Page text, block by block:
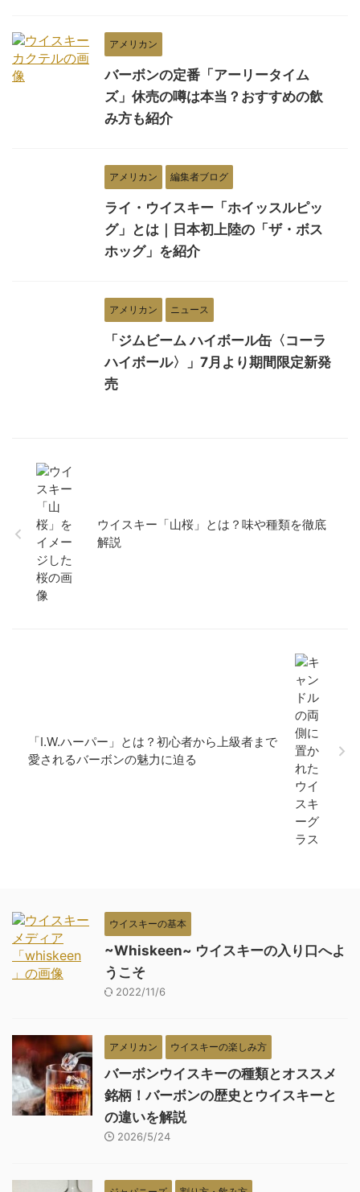
アメリカン
バーボンの定番「アーリータイム
ズ」休売の噂は本当？おすすめの飲
み方も紹介
アメリカン 編集者ブログ
ライ・ウイスキー「ホイッスルピッ
グ」とは｜日本初上陸の「ザ・ボス
ホッグ」を紹介
アメリカン ニュース
「ジムビーム ハイボール缶〈コーラ
ハイボール〉」7月より期間限定新発
売
ウイスキー「山桜」とは？味や種類を徹底
解説
「I.W.ハーパー」とは？初心者から上級者まで
愛されるバーボンの魅力に迫る
ウイスキーの基本
~Whiskeen~ ウイスキーの入り口へよ
うこそ
2022/11/6
アメリカン ウイスキーの楽しみ方
バーボンウイスキーの種類とオススメ
銘柄！バーボンの歴史とウイスキーと
の違いを解説
2026/5/24